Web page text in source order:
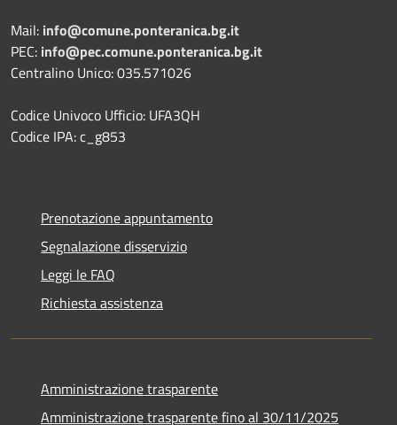
Mail: info@comune.ponteranica.bg.it
PEC: info@pec.comune.ponteranica.bg.it
Centralino Unico: 035.571026
Codice Univoco Ufficio: UFA3QH
Codice IPA: c_g853
Prenotazione appuntamento
Segnalazione disservizio
Leggi le FAQ
Richiesta assistenza
Amministrazione trasparente
Amministrazione trasparente fino al 30/11/2025